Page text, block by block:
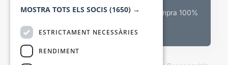
Canal oficial de venda teatral Compra 100%
MOSTRA TOTS ELS SOCIS (1650) →
ESTRICTAMENT NECESSÀRIES
RENDIMENT